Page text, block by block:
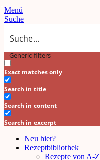
Menü
Suche
Generic filters
Exact matches only
Search in title
Search in content
Search in excerpt
Neu hier?
Rezeptbibliothek
Rezepte von A-Z